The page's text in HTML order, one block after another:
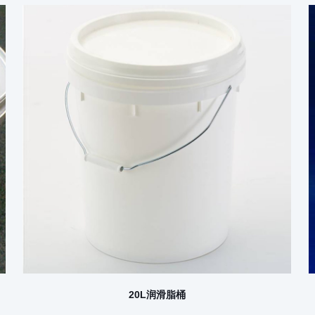
20L润滑脂桶